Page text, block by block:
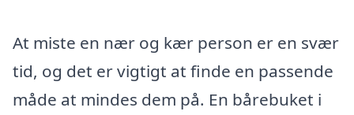
At miste en nær og kær person er en svær
tid, og det er vigtigt at finde en passende
måde at mindes dem på. En bårebuket i